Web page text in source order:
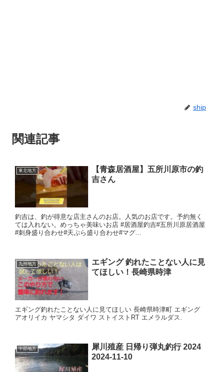
ship
関連記事
東北地方
【青森居酒屋】五所川原市の釣
吉さん
釣吉は、釣が得意な店主さんのお店。人気のお店です。予約無く
ては入れない。めっちゃ美味いお店 #居酒屋釣吉#五所川原居酒屋
#刺身盛り合わせ#天ぷら盛り合わせ#マグ...
九州地方
エギング 釣れたことない人に見
てほしい！長崎県時津
エギング釣れたことない人に見てほしい 長崎県時津町 エギング
アオリイカ ヤマシタ ダイワ ストイストRT エメラルダス.
中部地方
犀川殖産 日帰り弾丸釣行 2024
2024-11-10